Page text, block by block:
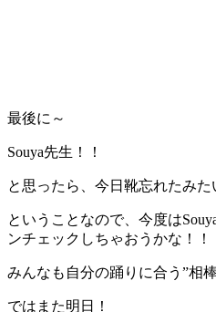
最後に～
Souya先生！！
と思ったら、今日靴忘れたみた
ということなので、今度は
ンチェックしちゃおうかな！！
みんなも自分の踊りに合う”相
ではまた明日！